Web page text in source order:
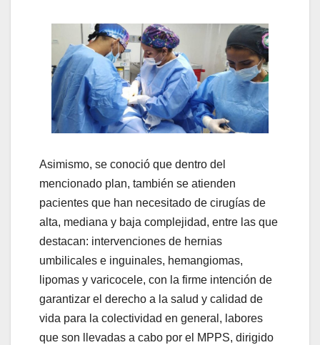
Asimismo, se conoció que dentro del
mencionado plan, también se atienden
pacientes que han necesitado de cirugías de
alta, mediana y baja complejidad, entre las que
destacan: intervenciones de hernias
umbilicales e inguinales, hemangiomas,
lipomas y varicocele, con la firme intención de
garantizar el derecho a la salud y calidad de
vida para la colectividad en general, labores
que son llevadas a cabo por el MPPS, dirigido